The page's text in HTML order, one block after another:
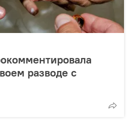
разводе с